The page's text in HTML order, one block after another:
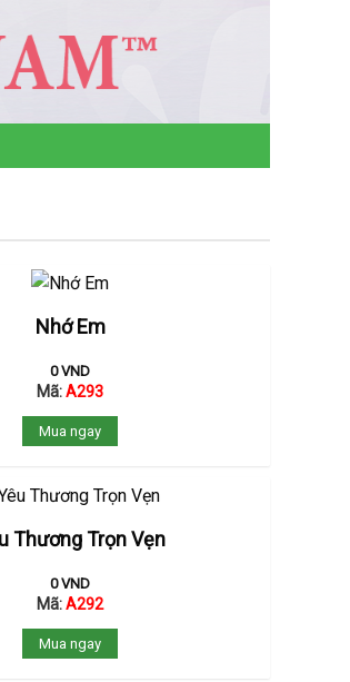
Nhớ Em
0VND
Mã:A293
Mua ngay
Thương Trọn Vẹn
0VND
Mã:A292
Mua ngay